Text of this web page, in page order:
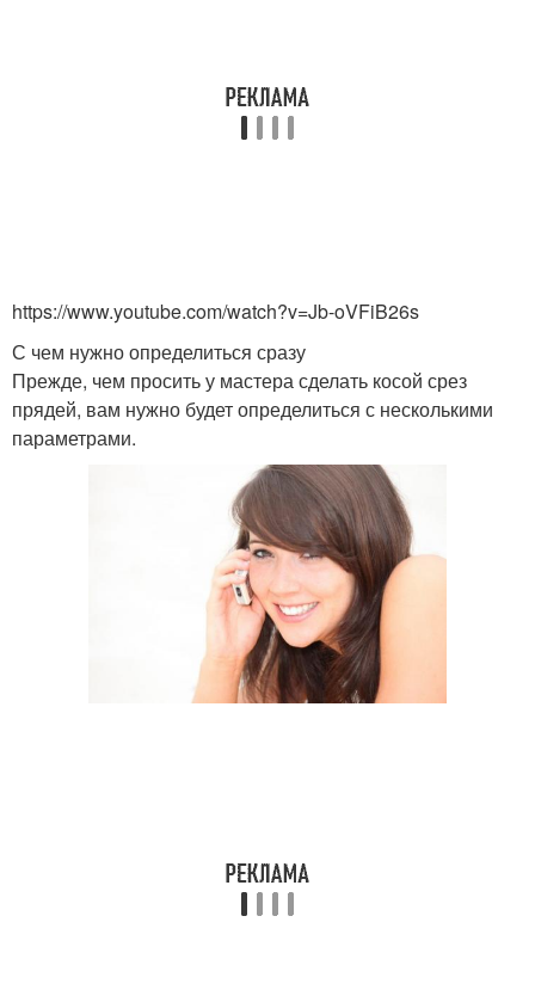
https://www.youtube.com/watch?v=Jb-oVFiB26s
С чем нужно определиться сразу
Прежде, чем просить у мастера сделать косой срез
прядей, вам нужно будет определиться с несколькими
параметрами.